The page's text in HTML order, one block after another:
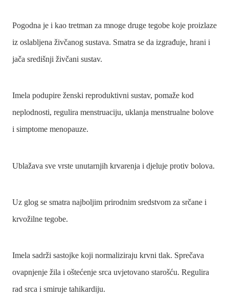
Pogodna je i kao tretman za mnoge druge tegobe koje proizlaze
iz oslabljena živčanog sustava. Smatra se da izgrađuje, hrani i
jača središnji živčani sustav.
Imela podupire ženski reproduktivni sustav, pomaže kod
neplodnosti, regulira menstruaciju, uklanja menstrualne bolove
i simptome menopauze.
Ublažava sve vrste unutarnjih krvarenja i djeluje protiv bolova.
Uz glog se smatra najboljim prirodnim sredstvom za srčane i
krvožilne tegobe.
Imela sadrži sastojke koji normaliziraju krvni tlak. Sprečava
ovapnjenje žila i oštećenje srca uvjetovano starošću. Regulira
rad srca i smiruje tahikardiju.